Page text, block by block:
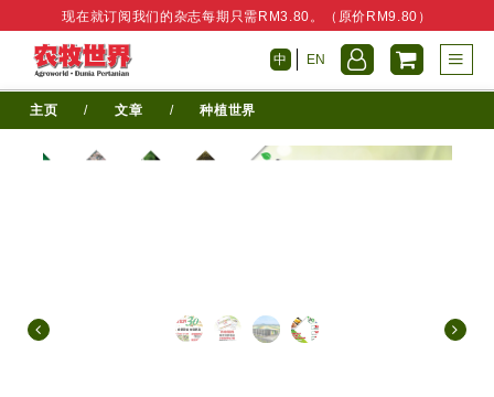
现在就订阅我们的杂志每期只需RM3.80。（原价RM9.80）
中 EN
主页 / 文章 / 种植世界